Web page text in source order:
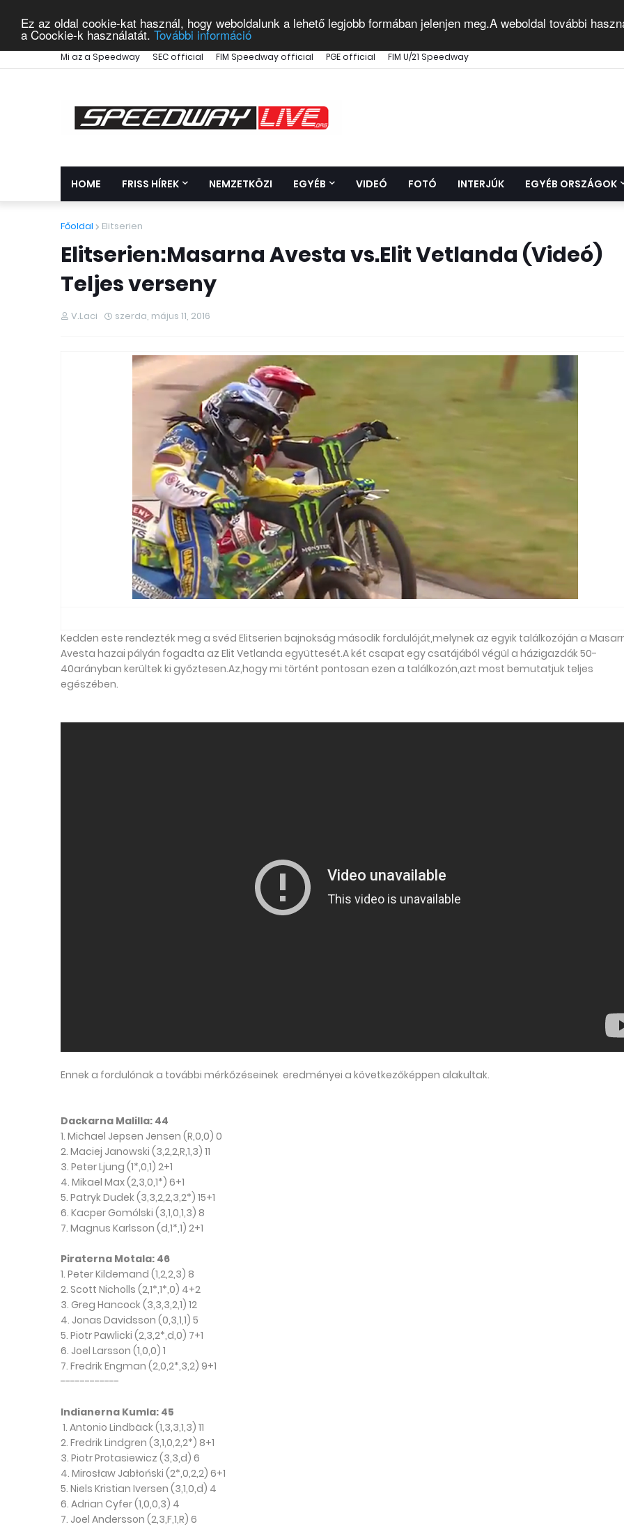
Ez az oldal cookie-kat használ, hogy weboldalunk a lehető legjobb formában jelenjen meg.A weboldal további
a Coockie-k használatát. További információ
Mi az a Speedway SEC official FIM Speedway official PGE official FIM U/21 Speedway
HOME FRISS HÍREK NEMZETKÖZI EGYÉB VIDEÓ FOTÓ INTERJÚK EGYÉB ORSZÁGOK
Főoldal Elitserien
Elitserien:Masarna Avesta vs.Elit Vetlanda (Videó)
Teljes verseny
V.Laci szerda, május 11, 2016
Kedden este rendezték meg a svéd Elitserien bajnokság második fordulóját,melynek az egyik találkozóján a
Avesta hazai pályán fogadta az Elit Vetlanda együttesét.A két csapat egy csatájából végül a házigazdák 50-
40arányban kerültek ki győztesen.Az,hogy mi történt pontosan ezen a találkozón,azt most bemutatjuk teljes
egészében.
Ennek a fordulónak a további mérkőzéseinek eredményei a következőképpen alakultak.
Dackarna Malilla: 44
1. Michael Jepsen Jensen (R,0,0) 0
2. Maciej Janowski (3,2,2,R,1,3) 11
3. Peter Ljung (1*,0,1) 2+1
4. Mikael Max (2,3,0,1*) 6+1
5. Patryk Dudek (3,3,2,2,3,2*) 15+1
6. Kacper Gomólski (3,1,0,1,3) 8
7. Magnus Karlsson (d,1*,1) 2+1
Piraterna Motala: 46
1. Peter Kildemand (1,2,2,3) 8
2. Scott Nicholls (2,1*,1*,0) 4+2
3. Greg Hancock (3,3,3,2,1) 12
4. Jonas Davidsson (0,3,1,1) 5
5. Piotr Pawlicki (2,3,2*,d,0) 7+1
6. Joel Larsson (1,0,0) 1
7. Fredrik Engman (2,0,2*,3,2) 9+1
------------
Indianerna Kumla: 45
1. Antonio Lindbäck (1,3,3,1,3) 11
2. Fredrik Lindgren (3,1,0,2,2*) 8+1
3. Piotr Protasiewicz (3,3,d) 6
4. Mirosław Jabłoński (2*,0,2,2) 6+1
5. Niels Kristian Iversen (3,1,0,d) 4
6. Adrian Cyfer (1,0,0,3) 4
7. Joel Andersson (2,3,F,1,R) 6